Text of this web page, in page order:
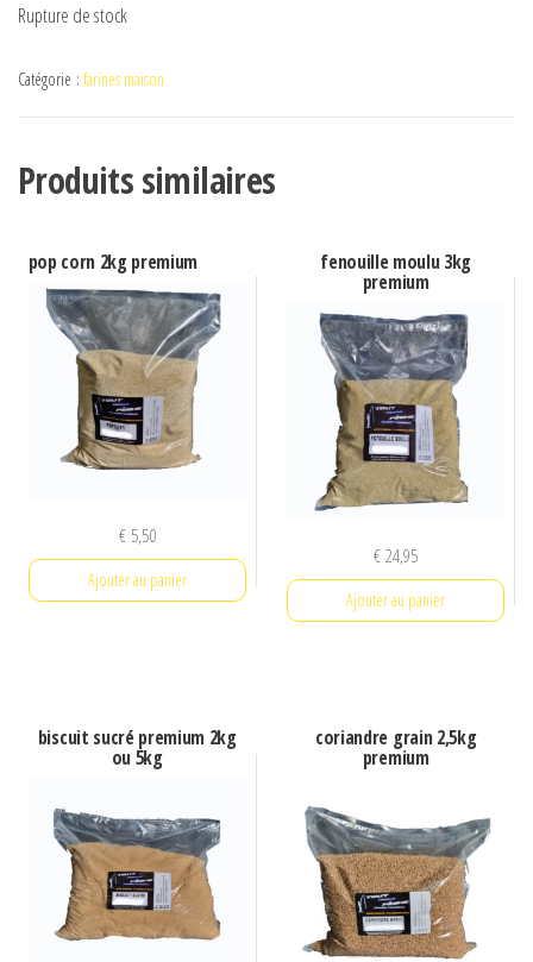
Rupture de stock
Catégorie : farines maison
Produits similaires
pop corn 2kg premium
€5,50
Ajouter au panier
fenouille moulu 3kg
premium
€24,95
Ajouter au panier
biscuit sucré premium 2kg
ou 5kg
coriandre grain 2,5kg
premium